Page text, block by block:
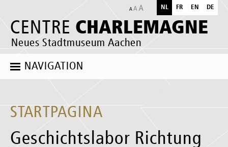
CENTRE CHARLEMAGNE
Neues Stadtmuseum Aachen
NL FR EN DE
NAVIGATION
STARTPAGINA
Geschichtslabor Richtung